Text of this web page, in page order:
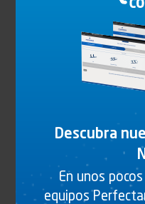
Descubra
En unos
equipos